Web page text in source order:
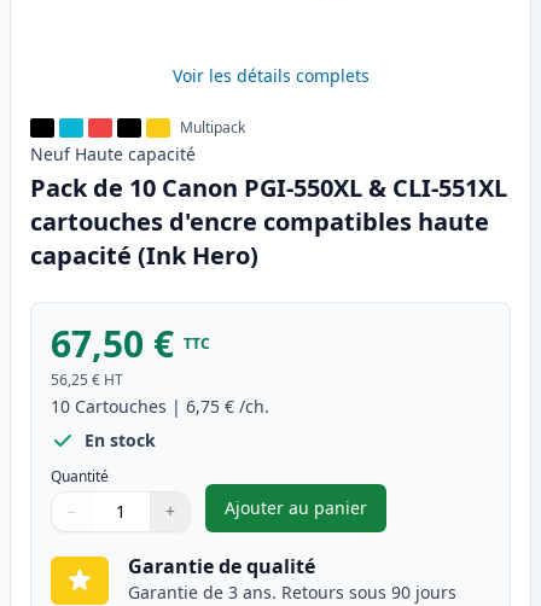
Voir les détails complets
Multipack
Neuf Haute capacité
Pack de 10 Canon PGI-550XL & CLI-551XL
cartouches d'encre compatibles haute
capacité (Ink Hero)
67,50 € TTC
56,25 € HT
10 Cartouches | 6,75 € /ch.
En stock
Quantité
Quantité
Utilisez les boutons pour ajuster
− +
Quantité
Ajouter au panier
,Pack de 10 Canon PGI-
Garantie de qualité
Garantie de 3 ans. Retours sous 90 jours